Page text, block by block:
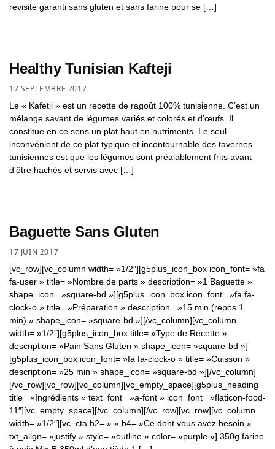
revisité garanti sans gluten et sans farine pour se […]
Healthy Tunisian Kafteji
17 SEPTEMBRE 2017
Le « Kafetji » est un recette de ragoût 100% tunisienne. C’est un
mélange savant de légumes variés et colorés et d’œufs. Il
constitue en ce sens un plat haut en nutriments. Le seul
inconvénient de ce plat typique et incontournable des tavernes
tunisiennes est que les légumes sont préalablement frits avant
d’être hachés et servis avec […]
Baguette Sans Gluten
17 JUIN 2017
[vc_row][vc_column width= »1/2″][g5plus_icon_box icon_font= »fa
fa-user » title= »Nombre de parts » description= »1 Baguette »
shape_icon= »square-bd »][g5plus_icon_box icon_font= »fa fa-
clock-o » title= »Préparation » description= »15 min (repos 1
min) » shape_icon= »square-bd »][/vc_column][vc_column
width= »1/2″][g5plus_icon_box title= »Type de Recette »
description= »Pain Sans Gluten » shape_icon= »square-bd »]
[g5plus_icon_box icon_font= »fa fa-clock-o » title= »Cuisson »
description= »25 min » shape_icon= »square-bd »][/vc_column]
[/vc_row][vc_row][vc_column][vc_empty_space][g5plus_heading
title= »Ingrédients » text_font= »a-font » icon_font= »flaticon-food-
11″][vc_empty_space][/vc_column][/vc_row][vc_row][vc_column
width= »1/2″][vc_cta h2= » » h4= »Ce dont vous avez besoin »
txt_align= »justify » style= »outline » color= »purple »] 350g farine